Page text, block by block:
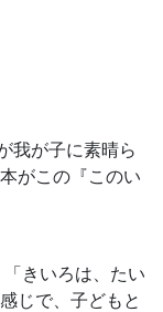
我が子に素晴ら
がこの『このい
「きいろは、たい
じで、子どもと